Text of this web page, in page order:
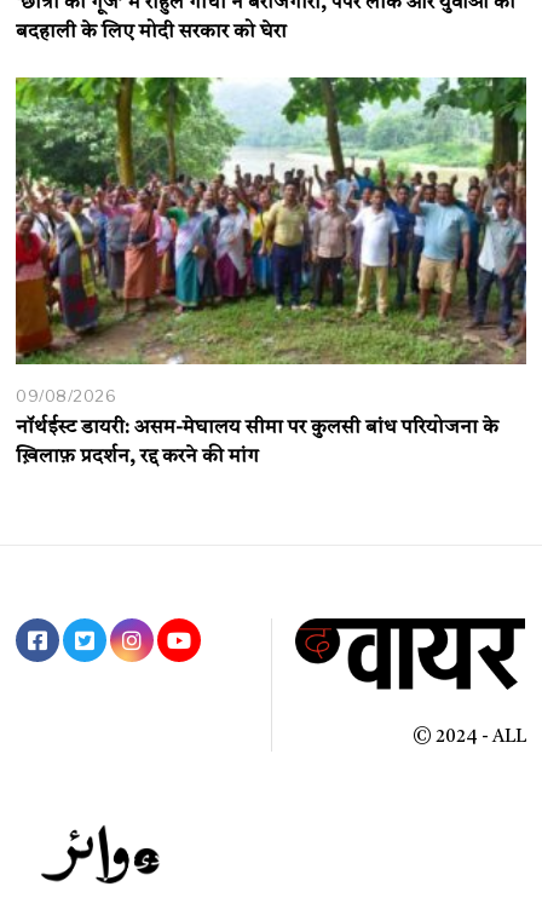
बदहाली के लिए मोदी सरकार को घेरा
09/08/2026
नॉर्थईस्ट डायरी: असम-मेघालय सीमा पर कुलसी बांध परियोजना के
ख़िलाफ़ प्रदर्शन, रद्द करने की मांग
© 2024 - ALL